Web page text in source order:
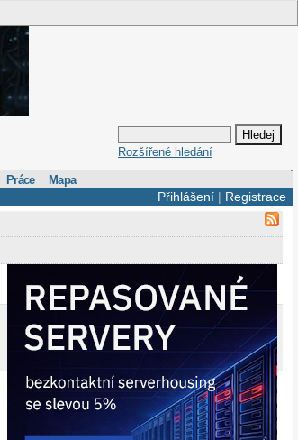
Rozšířené hledání
Práce Mapa
Přihlášení| Registrace